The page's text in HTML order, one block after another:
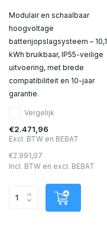
Modulair en schaalbaar
hoogvoltage
batterijopslagsysteem – 10,1
kWh bruikbaar, IP55-veilige
uitvoering, met brede
compatibiliteit en 10-jaar
garantie.
Vergelijk
€2.471,96
Excl. BTW en BEBAT
€2.991,07
Incl. BTW en excl. BEBAT